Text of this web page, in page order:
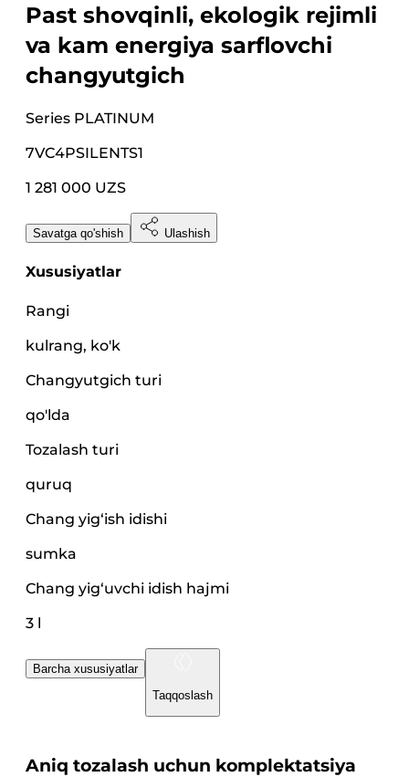
Past shovqinli, ekologik rejimli
va kam energiya sarflovchi
changyutgich
Series PLATINUM
7VC4PSILENTS1
1 281 000 UZS
Savatga qo'shish Ulashish
Xususiyatlar
Rangi
kulrang, ko'k
Changyutgich turi
qo'lda
Tozalash turi
quruq
Chang yig‘ish idishi
sumka
Chang yig‘uvchi idish hajmi
3 l
Barcha xususiyatlar
Taqqoslash
Aniq tozalash uchun komplektatsiya